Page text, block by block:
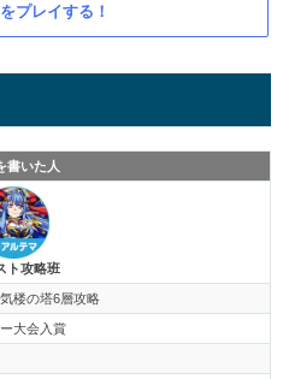
プレイする！
書いた人
ト攻略班
楼の塔6層攻略
大会入賞